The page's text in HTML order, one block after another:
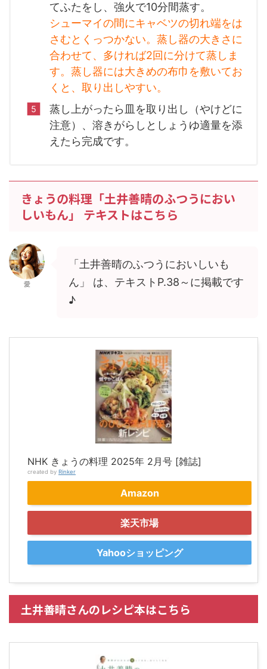
てふたをし、強火で10分間蒸す。
シューマイの間にキャベツの切れ端をは
さむとくっつかない。蒸し器の大きさに
合わせて、多ければ2回に分けて蒸しま
す。蒸し器には大きめの布巾を敷いてお
くと、取り出しやすい。
蒸し上がったら皿を取り出し（やけどに
注意）、溶きがらしとしょうゆ適量を添
えたら完成です。
きょうの料理「土井善晴のふつうにおい
しいもん」 テキストはこちら
愛
「土井善晴のふつうにおいしいも
ん」 は、テキストP.38～に掲載です
♪
NHK きょうの料理 2025年 2月号 [雑誌]
created by Rinker
Amazon
楽天市場
Yahooショッピング
土井善晴さんのレシピ本はこちら